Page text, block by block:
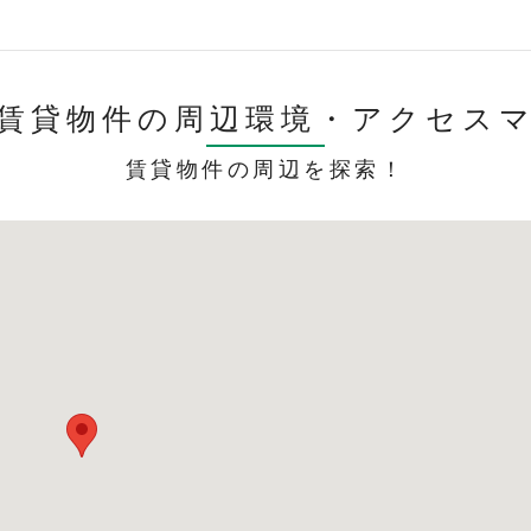
貸物件の周辺環境・ アクセス
賃貸物件の周辺を探索！